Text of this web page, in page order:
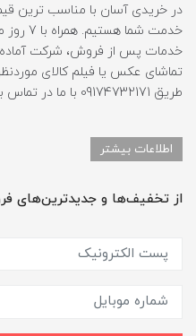
در خریدی آسان با مناسب ترین
خدمت
خدمات پس از فروش، شرکت
تماشای عکس یا فیلم کالای
طریق 09174732171 با ما در تماس باشید).
اطلاعات بیشتر
از تخفیف‌ها و جدیدترین‌های